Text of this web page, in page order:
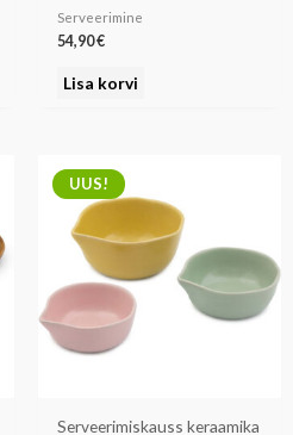
Serveerimine
54,90€
Lisa korvi
UUS!
Serveerimiskauss keraamika